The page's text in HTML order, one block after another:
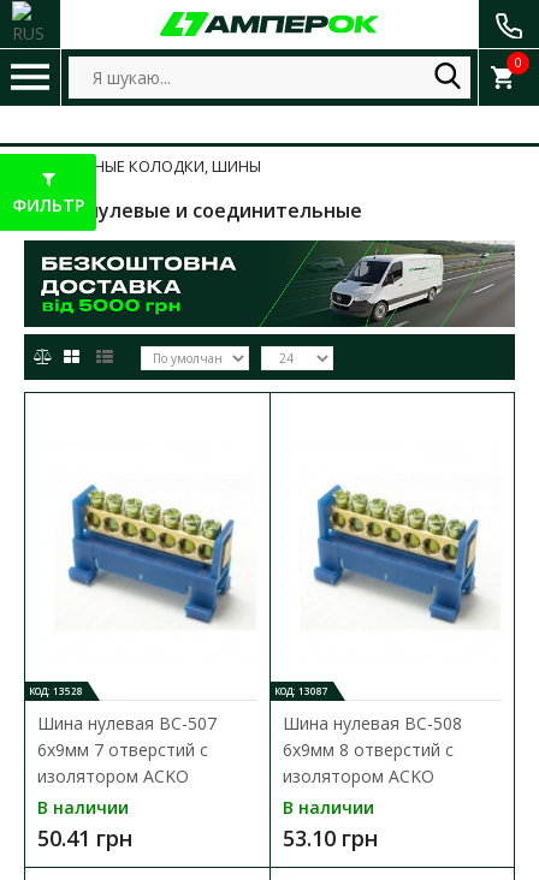
0
КЛЕММНЫЕ КОЛОДКИ, ШИНЫ
Шины нулевые и соединительные
КОД: 13528
Шина нулевая BC-507
6x9мм 7 отверстий с
изолятором ACKO
В наличии
50.41 грн
КОД: 13087
Шина нулевая BC-508
6x9мм 8 отверстий с
изолятором ACKO
В наличии
53.10 грн
ФИЛЬТР